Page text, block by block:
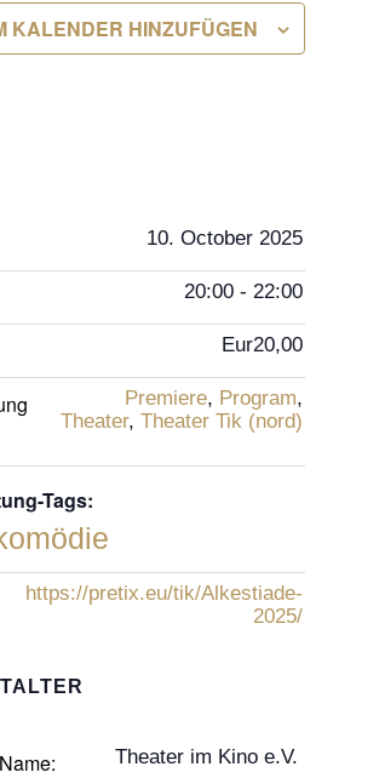
KALENDER HINZUFÜGEN
10. October 2025
20:00 - 22:00
Eur20,00
Premiere, Program,
Theater,Theater Tik (nord)
Tags:
https://pretix.eu/tik/Alkestiade-
2025/
Theater im Kino e.V.